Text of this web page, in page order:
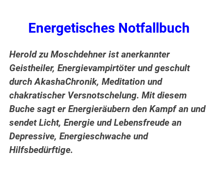
Energetisches Notfallbuch
Herold zu Moschdehner ist anerkannter
Geistheiler, Energievampirtöter und geschult
durch AkashaChronik, Meditation und
chakratischer Versnotschelung. Mit diesem
Buche sagt er Energieräubern den Kampf an und
sendet Licht, Energie und Lebensfreude an
Depressive, Energieschwache und
Hilfsbedürftige.